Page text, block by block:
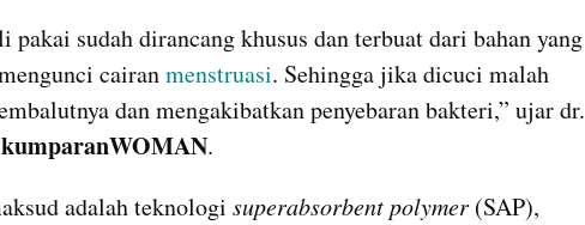
pakai sudah dirancang khusus dan terbuat dari bahan yang
cairan menstruasi. Sehingga jika dicuci malah
dan mengakibatkan penyebaran bakteri,” ujar dr.
kumparanWOMAN.
adalah teknologi superabsorbent polymer (SAP),